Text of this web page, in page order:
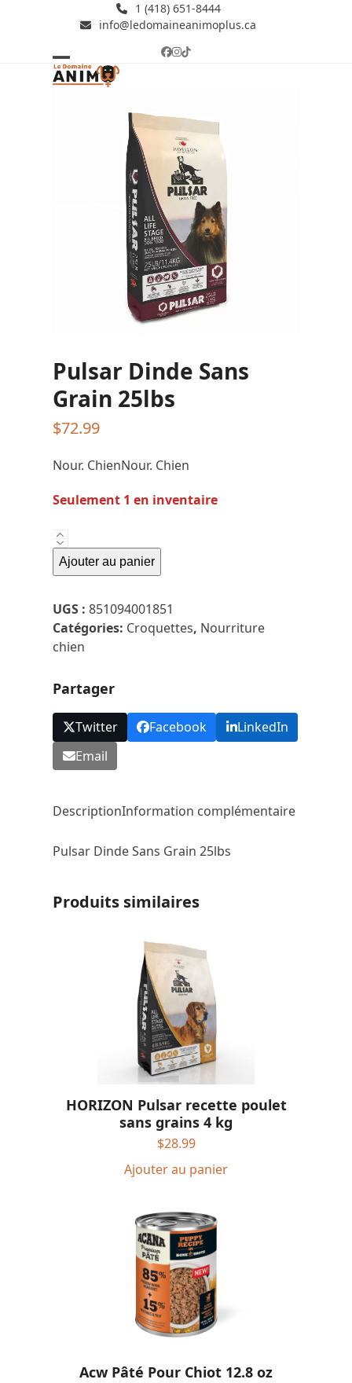
1 (418) 651-8444
info@ledomaineanimoplus.ca
Facebook
Instagram
Tiktok
Open
Close
Pulsar Dinde Sans
Grain 25lbs
$72.99
Nour. ChienNour. Chien
Seulement 1 en inventaire
quantité
de
Pulsar
Sans
Grain
25lbs
Ajouter au panier
UGS :851094001851
Catégories: Croquettes, Nourriture
chien
Partager
Twitter Facebook
LinkedIn
Email
DescriptionInformation complémentaire
Pulsar Dinde Sans Grain 25lbs
Produits similaires
HORIZON Pulsar recette poulet
sans grains 4 kg
$28.99
Ajouter au panier
Acw Pâté Pour Chiot 12.8 oz